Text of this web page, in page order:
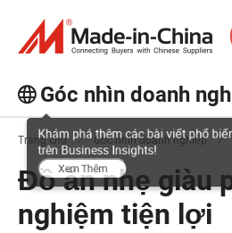
Góc nhìn doanh
Khám phá thêm các bài viết
trên Business Insights!
Xem Thêm
Trang chủ Góc nhìn doanh nghiệp
Đồ ăn nhẹ giàu
nghiệm tiện lợi